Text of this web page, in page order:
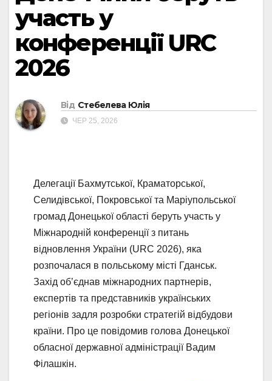
участь у
конференції URC
2026
Від Стебелева Юлія
ЧЕР 25, 2026
Делегації Бахмутської, Краматорської,
Селидівської, Покровської та Маріупольської
громад Донецької області беруть участь у
Міжнародній конференції з питань
відновлення України (URC 2026), яка
розпочалася в польському місті Гданськ.
Захід об’єднав міжнародних партнерів,
експертів та представників українських
регіонів задля розробки стратегій відбудови
країни. Про це повідомив голова Донецької
обласної державної адміністрації Вадим
Філашкін.